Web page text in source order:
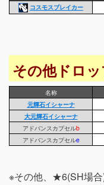
コスモスブレイカー
その他ドロ
名称
元輝石イシャーナ
大元輝石イシャーナ
アドバンスカプセルb
アドバンスカプセルe
※その他、★6(SH場合